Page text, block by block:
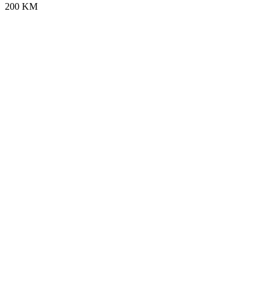
200 KM